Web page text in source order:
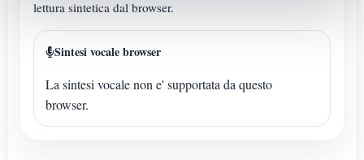
lettura sintetica dal browser.
Sintesi vocale browser
La sintesi vocale non e' supportata da questo
browser.